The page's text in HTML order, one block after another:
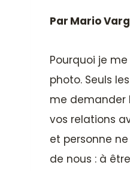
Par Mario
Pourquoi je
photo. Seuls
me demander
vos relations
et personne
de nous : à